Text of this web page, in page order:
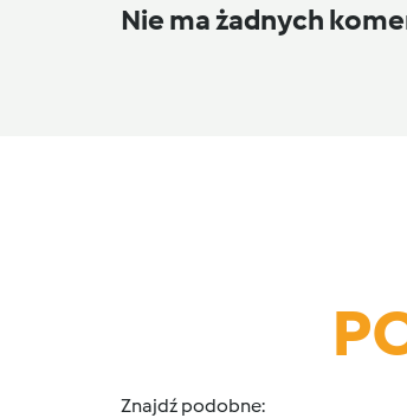
Nie ma żadnych
Znajdź podobne: